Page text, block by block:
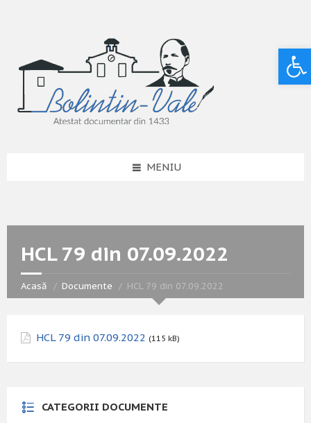
MENIU
HCL 79 din 07.09.2022
Acasă Documente HCL 79 din 07.09.2022
HCL 79 din 07.09.2022 (115 kB)
CATEGORII DOCUMENTE
Deschide bara de unelte